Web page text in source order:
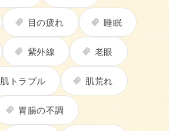
目の疲れ 睡眠
紫外線 老眼
肌トラブル 肌荒れ
胃腸の不調